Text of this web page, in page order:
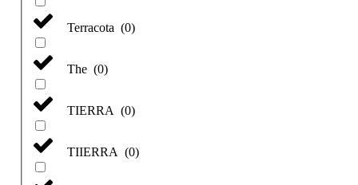
Terracota (0)
The (0)
TIERRA (0)
TIIERRA (0)